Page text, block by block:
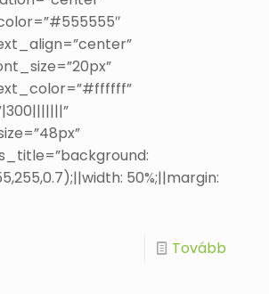
50%;||margin:
Tovább